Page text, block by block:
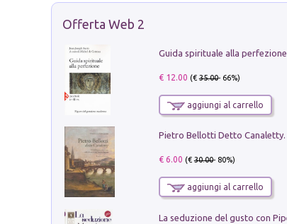
Offerta Web 2
Guida spirituale alla perfezione
€ 12.00 (€35.00- 66%)
aggiungi al carrello
€ 6.00 (€30.00- 80%)
aggiungi al carrello